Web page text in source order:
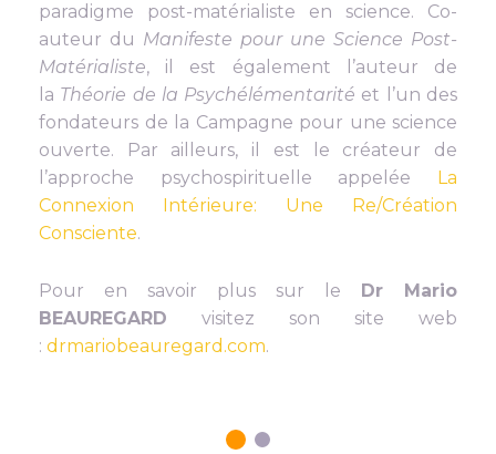
paradigme post-matérialiste en science. Co-
auteur du Manifeste pour une Science Post-
Matérialiste, il est également l’auteur de
la Théorie de la Psychélémentarité et l’un des
fondateurs de la Campagne pour une science
ouverte. Par ailleurs, il est le créateur de
l’approche psychospirituelle appelée La
Connexion Intérieure: Une Re/Création
Consciente.
Pour en savoir plus sur le Dr Mario
BEAUREGARD visitez son site web
: drmariobeauregard.com.